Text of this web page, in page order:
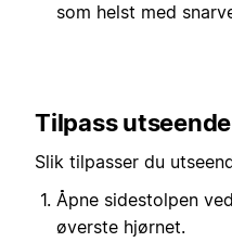
som helst med
Tilpass
Slik tilpasser du
Åpne sidestolpen
øverste hjørnet.